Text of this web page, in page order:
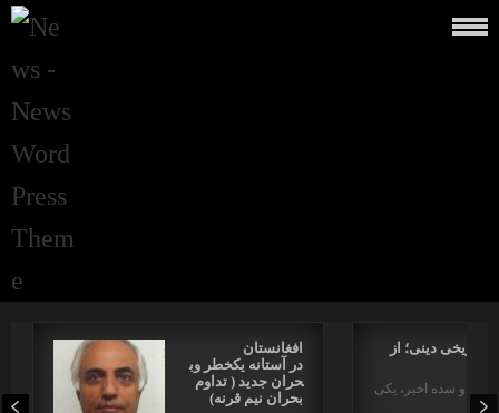
افغانستان
در آستانه یکخطر وب
حران جدید ( تداوم
بحران نیم قرنه)
دینی؛ از
در دو سده اخیر، یکی